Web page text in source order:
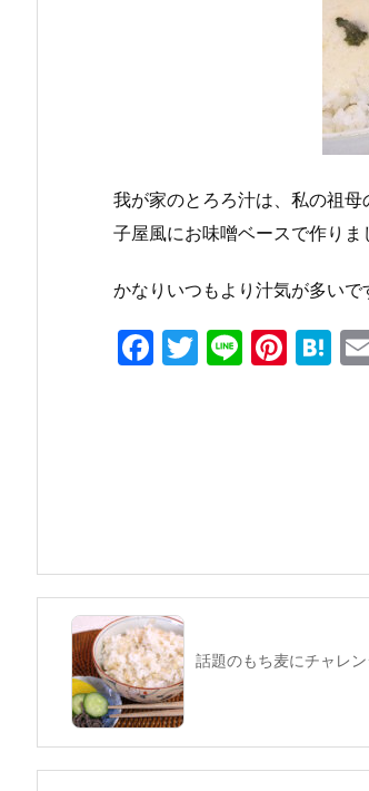
我が家のとろろ汁は、私の祖
子屋風にお味噌ベースで作りま
かなりいつもより汁気が多いで
F
k
T
Li Pi H
話題のもち麦にチャレン